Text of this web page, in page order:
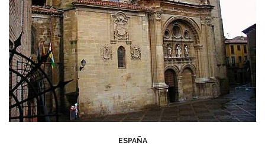
ESPAÑA